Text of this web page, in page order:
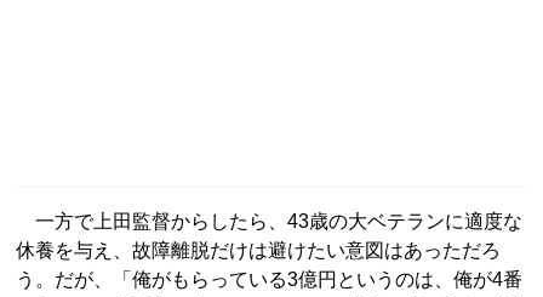
一方で上田監督からしたら、43歳の大ベテランに適度な
休養を与え、故障離脱だけは避けたい意図はあっただろ
う。だが、「俺がもらっている3億円というのは、俺が4番